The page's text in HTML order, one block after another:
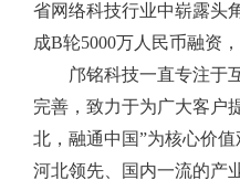
省网络科技行业中崭露头
成B轮5000万人民币融资
邝铭科技一直专注于
完善，致力于为广大客户
北，融通中国”为核心价
河北领先、国内一流的产